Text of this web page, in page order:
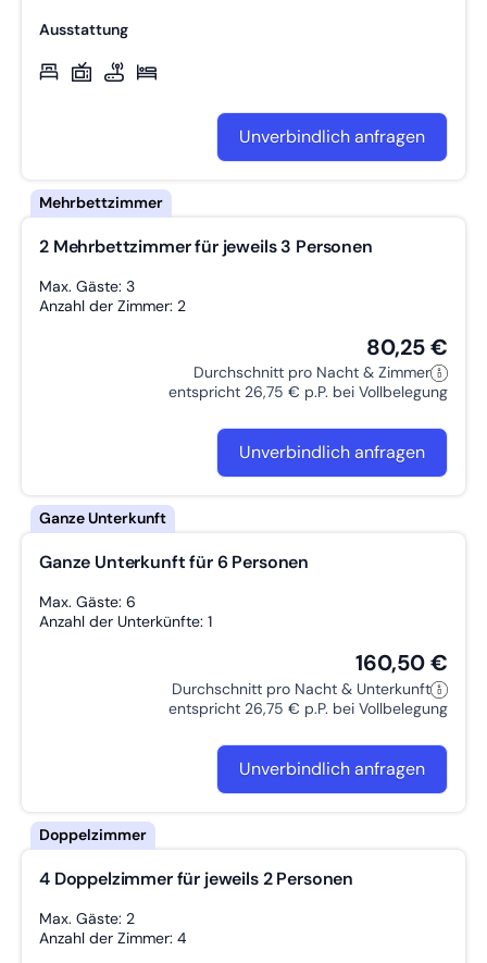
Ausstattung
Unverbindlich anfragen
2 Mehrbettzimmer für jeweils 3 Personen
Max. Gäste: 3
Anzahl der Zimmer: 2
80,25 €
Durchschnitt pro Nacht & Zimmer
entspricht 26,75 € p.P. bei Vollbelegung
Unverbindlich anfragen
Ganze Unterkunft für 6 Personen
Max. Gäste: 6
Anzahl der Unterkünfte: 1
160,50 €
Durchschnitt pro Nacht & Unterkunft
entspricht 26,75 € p.P. bei Vollbelegung
Unverbindlich anfragen
4 Doppelzimmer für jeweils 2 Personen
Max. Gäste: 2
Anzahl der Zimmer: 4